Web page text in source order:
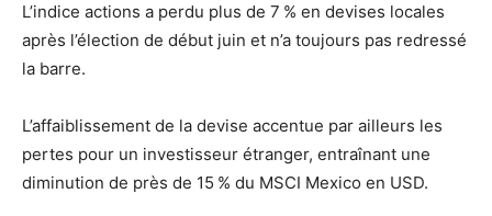
L’indice actions a perdu plus de 7 % en devises locales
après l’élection de début juin et n’a toujours pas redressé
la barre.
L’affaiblissement de la devise accentue par ailleurs les
pertes pour un investisseur étranger, entraînant une
diminution de près de 15 % du MSCI Mexico en USD.